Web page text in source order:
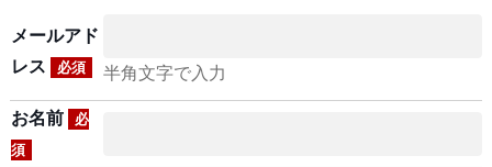
メールアド
レス
必須 半角文字で入力
お名前
必
須